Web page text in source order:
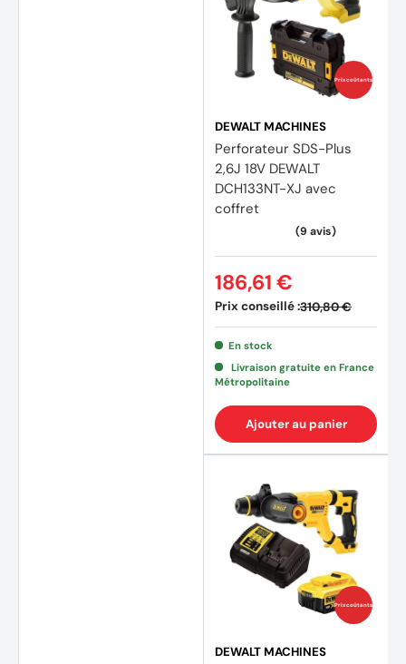
Prix coûtants
DEWALT MACHINES
Perforateur SDS-Plus
2,6J 18V DEWALT
DCH133NT-XJ avec
coffret
Prix conseillé :310,80 €
186,61 €
En stock
Livraison gratuite en France
Métropolitaine
Ajouter au panier
Prix coûtants
DEWALT MACHINES